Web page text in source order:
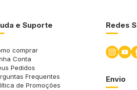
e Suporte
comprar
Conta
Pedidos
Frequentes
de Promoções
Redes
Envio